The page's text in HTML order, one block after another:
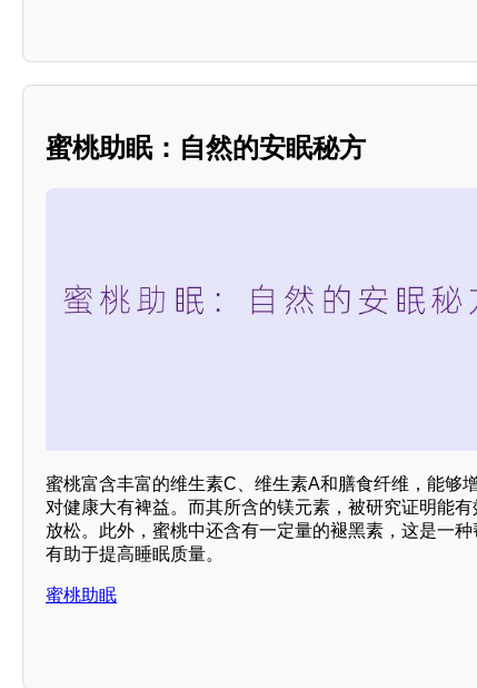
蜜桃助眠：自然的安眠秘方
蜜桃富含丰富的维生素C、维生素A和膳食纤维，能够
对健康大有裨益。而其所含的镁元素，被研究证明能
放松。此外，蜜桃中还含有一定量的褪黑素，这是一种
有助于提高睡眠质量。
蜜桃助眠